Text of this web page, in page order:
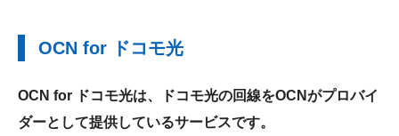
OCN for ドコモ光
OCN for ドコモ光は、ドコモ光の回線をOCNがプロバイ
ダーとして提供しているサービスです。